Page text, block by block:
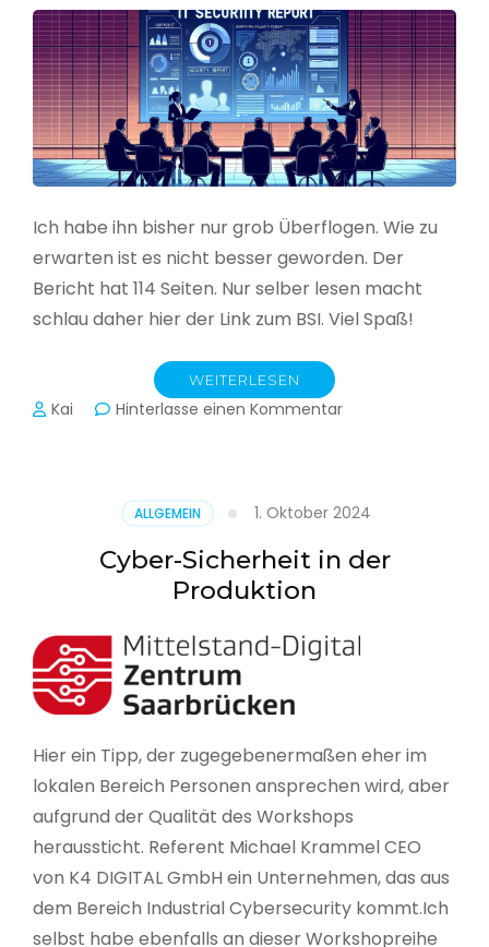
Ich habe ihn bisher nur grob Überflogen. Wie zu
erwarten ist es nicht besser geworden. Der
Bericht hat 114 Seiten. Nur selber lesen macht
schlau daher hier der Link zum BSI. Viel Spaß!
WEITERLESEN
Kai Hinterlasse einen Kommentarzu
seinen
Lagebericht
zur
in
Deutschland
ALLGEMEIN 1. Oktober 2024
Cyber-Sicherheit in der
Produktion
Hier ein Tipp, der zugegebenermaßen eher im
lokalen Bereich Personen ansprechen wird, aber
aufgrund der Qualität des Workshops
heraussticht. Referent Michael Krammel CEO
von K4 DIGITAL GmbH ein Unternehmen, das aus
dem Bereich Industrial Cybersecurity kommt.Ich
selbst habe ebenfalls an dieser Workshopreihe